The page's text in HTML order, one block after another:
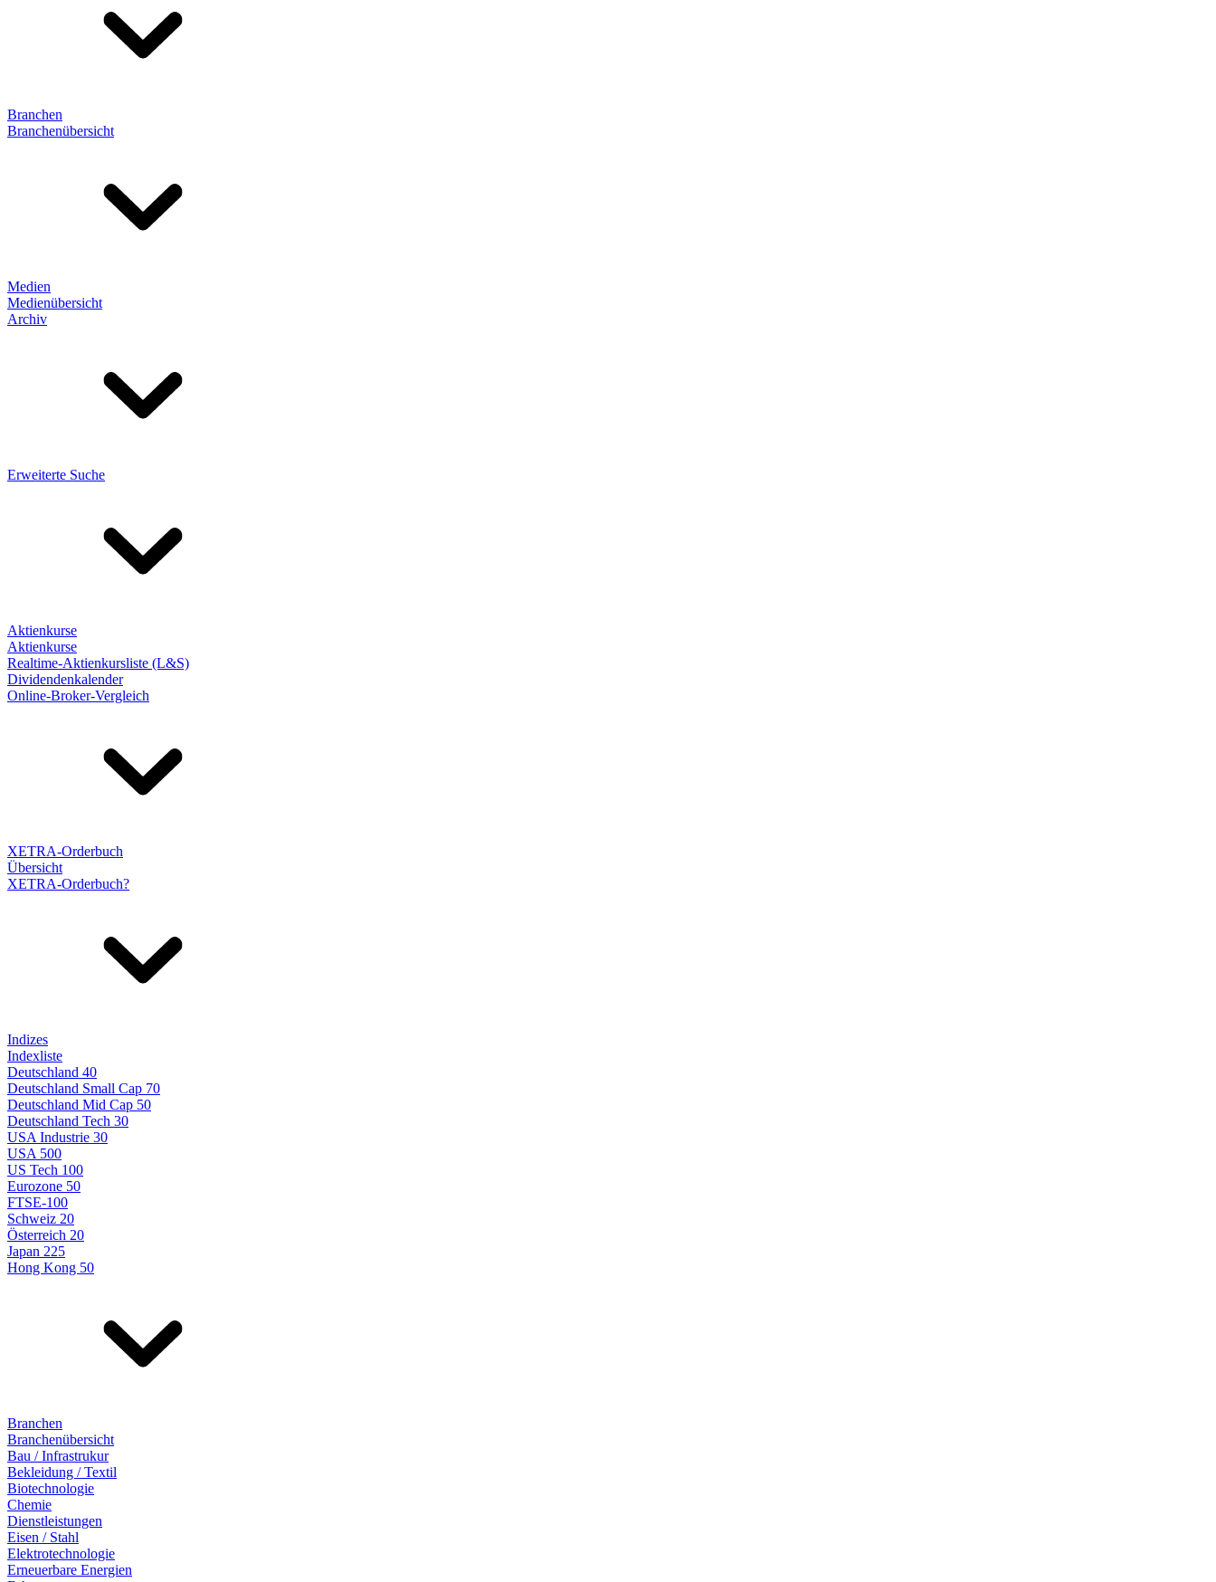
Branchen
Branchenübersicht
Medien
Medienübersicht
Archiv
Erweiterte Suche
Aktienkurse
Aktienkurse
Realtime-Aktienkursliste (L&S)
Dividendenkalender
Online-Broker-Vergleich
XETRA-Orderbuch
Übersicht
XETRA-Orderbuch?
Indizes
Indexliste
Deutschland 40
Deutschland Small Cap 70
Deutschland Mid Cap 50
Deutschland Tech 30
USA Industrie 30
USA 500
US Tech 100
Eurozone 50
FTSE-100
Schweiz 20
Österreich 20
Japan 225
Hong Kong 50
Branchen
Branchenübersicht
Bau / Infrastrukur
Bekleidung / Textil
Biotechnologie
Chemie
Dienstleistungen
Eisen / Stahl
Elektrotechnologie
Erneuerbare Energien